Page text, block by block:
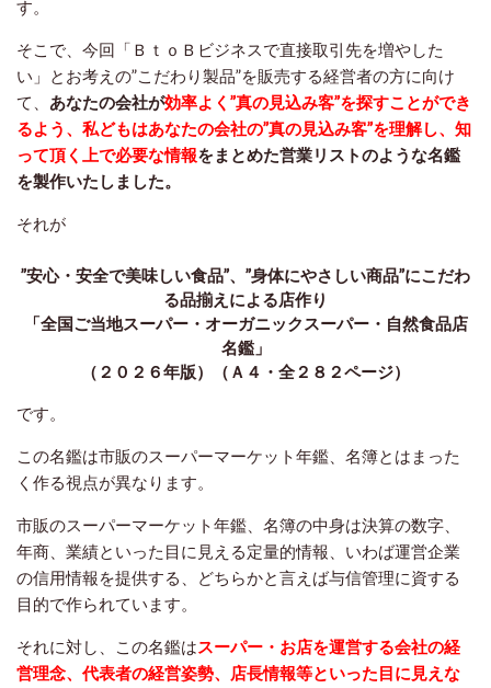
す。
そこで、今回「ＢｔｏＢビジネスで直接取引先を増やした
い」とお考えの”こだわり製品”を販売する経営者の方に向け
て、 あなたの会社が効率よく”真の見込み客”を探すことができ
るよう、 私どもはあなたの会社の”真の見込み客”を理解し、知
って頂く上で必要な情報をまとめた営業リストのような名鑑
を製作いたしました。
それが
”安心・安全で美味しい食品”、”身体にやさしい商品”にこだわ
る品揃えによる店作り
「全国ご当地スーパー・オーガニックスーパー・自然食品店
名鑑」
（２０２６年版）（Ａ４・全２８２ページ）
です。
この名鑑は市販のスーパーマーケット年鑑、名簿とはまった
く作る視点が異なります。
市販のスーパーマーケット年鑑、名簿の中身は決算の数字、
年商、業績といった目に見える定量的情報、いわば運営企業
の信用情報を提供する、どちらかと言えば与信管理に資する
目的で作られています。
それに対し、この名鑑はスーパー・お店を運営する会社の経
営理念、代表者の経営姿勢、店長情報等といった目に見えな